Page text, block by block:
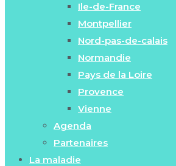
Ile-de-France
Montpellier
Nord-pas-de-calais
Normandie
Pays de la Loire
Provence
Vienne
Agenda
Partenaires
La maladie